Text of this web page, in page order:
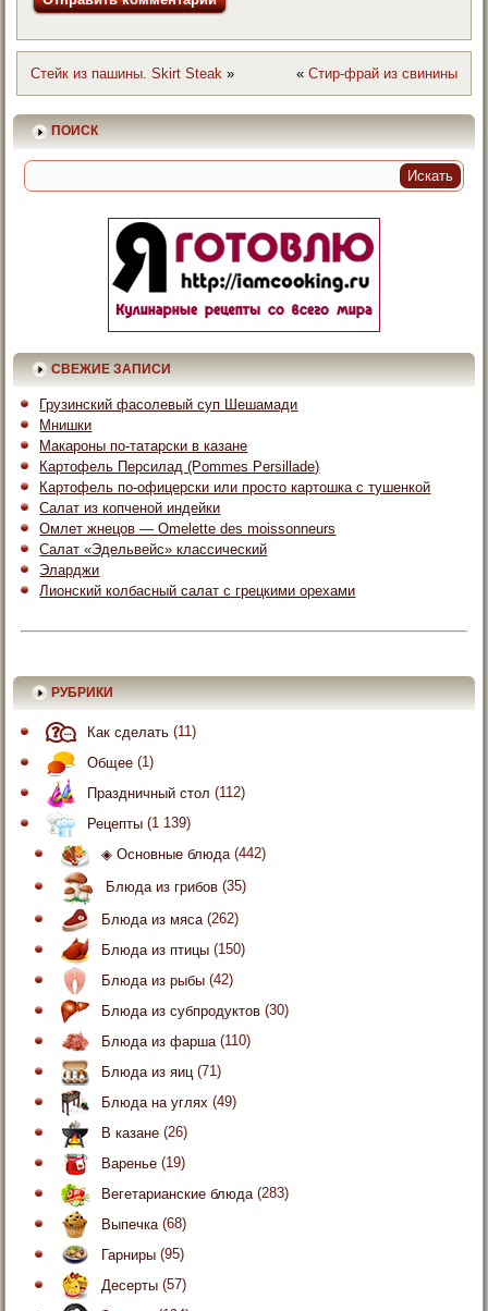
Стейк из пашины. Skirt Steak » « Стир-фрай из свинины
ПОИСК
СВЕЖИЕ ЗАПИСИ
Грузинский фасолевый суп Шешамади
Мнишки
Макароны по-татарски в казане
Картофель Персилад (Pommes Persillade)
Картофель по-офицерски или просто картошка с тушенкой
Салат из копченой индейки
Омлет жнецов — Omelette des moissonneurs
Салат «Эдельвейс» классический
Эларджи
Лионский колбасный салат с грецкими орехами
РУБРИКИ
Как сделать (11)
Общее (1)
Праздничный стол (112)
Рецепты (1 139)
◈ Основные блюда (442)
Блюда из грибов (35)
Блюда из мяса (262)
Блюда из птицы (150)
Блюда из рыбы (42)
Блюда из субпродуктов (30)
Блюда из фарша (110)
Блюда из яиц (71)
Блюда на углях (49)
В казане (26)
Варенье (19)
Вегетарианские блюда (283)
Выпечка (68)
Гарниры (95)
Десерты (57)